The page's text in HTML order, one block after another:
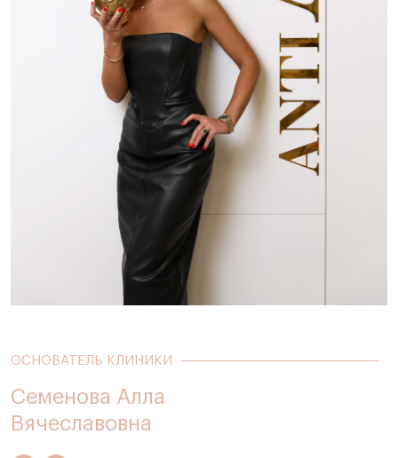
ОСНОВАТЕЛЬ КЛИНИКИ
Семенова Алла
Вячеславовна